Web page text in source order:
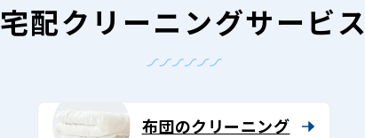
宅配クリーニングサービス
布団のクリーニング